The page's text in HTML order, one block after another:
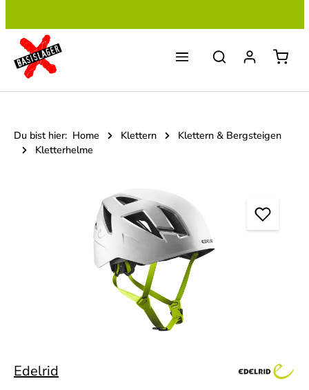
Du bist hier: Home Klettern
Klettern & Bergsteigen
Kletterhelme
Edelrid